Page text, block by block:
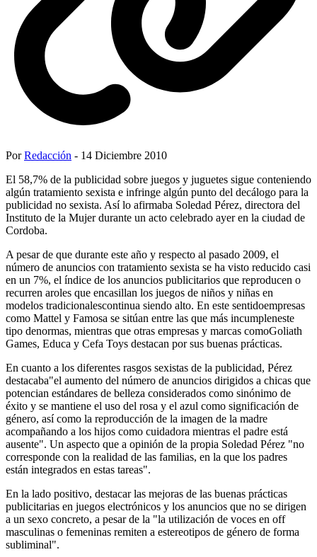
PorRedacción - 14 Diciembre 2010
El 58,7% de la publicidad sobre juegos y juguetes sigue conteniendo
algún tratamiento sexista e infringe algún punto del decálogo para la
publicidad no sexista. Así lo afirmaba Soledad Pérez, directora del
Instituto de la Mujer durante un acto celebrado ayer en la ciudad de
Cordoba.
A pesar de que durante este año y respecto al pasado 2009, el
número de anuncios con tratamiento sexista se ha visto reducido casi
en un 7%, el índice de los anuncios publicitarios que reproducen o
recurren aroles que encasillan los juegos de niños y niñas en
modelos tradicionalescontinua siendo alto. En este sentidoempresas
como Mattel y Famosa se sitúan entre las que más incumpleneste
tipo denormas, mientras que otras empresas y marcas comoGoliath
Games, Educa y Cefa Toys destacan por sus buenas prácticas.
En cuanto a los diferentes rasgos sexistas de la publicidad, Pérez
destacaba"el aumento del número de anuncios dirigidos a chicas que
potencian estándares de belleza considerados como sinónimo de
éxito y se mantiene el uso del rosa y el azul como significación de
género, así como la reproducción de la imagen de la madre
acompañando a los hijos como cuidadora mientras el padre está
ausente". Un aspecto que a opinión de la propia Soledad Pérez "no
corresponde con la realidad de las familias, en la que los padres
están integrados en estas tareas".
En la lado positivo, destacar las mejoras de las buenas prácticas
publicitarias en juegos electrónicos y los anuncios que no se dirigen
a un sexo concreto, a pesar de la "la utilización de voces en off
masculinas o femeninas remiten a estereotipos de género de forma
subliminal".